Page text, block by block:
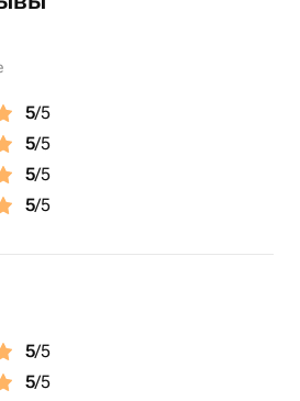
конфеты или рассветное небо.
лепестками и легким
формируют букет, который
его идеальным выбором
чувств и создания атмосферы
5/5
5/5
5/5
5/5
5/5
5/5